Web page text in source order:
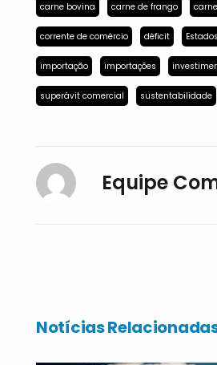
carne bovina carne de frango
corrente de comércio déficit
importação importações
superávit comercial sustentabilidade
Equipe
Notícias